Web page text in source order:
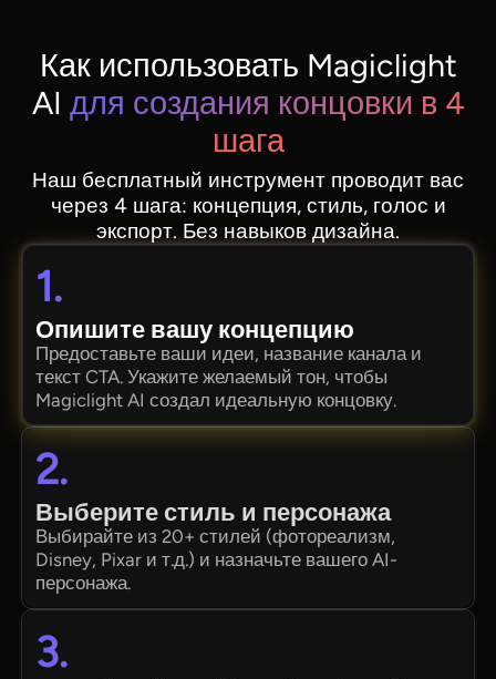
Как использовать Magiclight
AI для создания концовки в 4
шага
Наш бесплатный инструмент проводит вас
через 4 шага: концепция, стиль, голос и
экспорт. Без навыков дизайна.
1.
Опишите вашу концепцию
Предоставьте ваши идеи, название канала и
текст CTA. Укажите желаемый тон, чтобы
Magiclight AI создал идеальную концовку.
2.
Выберите стиль и персонажа
Выбирайте из 20+ стилей (фотореализм,
Disney, Pixar и т.д.) и назначьте вашего AI-
персонажа.
3.